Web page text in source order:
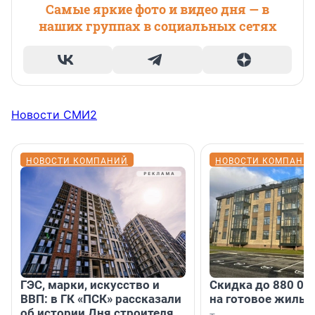
Самые яркие фото и видео дня — в
наших группах в социальных сетях
Новости СМИ2
НОВОСТИ КОМПАНИЙ
ГЭС, марки, искусство и
ВВП: в ГК «ПСК» рассказали
НОВОСТИ
Скидка до 880
на готовое